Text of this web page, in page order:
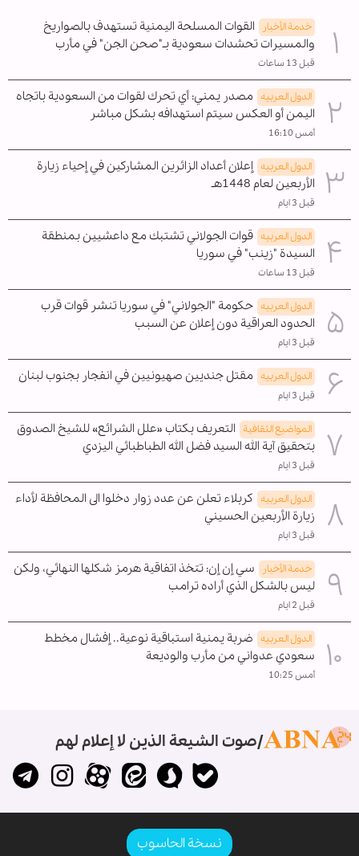
خدمة الأخبار
القوات المسلحة اليمنية تستهدف بالصواريخ
والمسيرات تحشدات سعودية بـ"صحن الجن" في مأرب
قبل 13 ساعات
الدول العربیه مصدر يمني: أي تحرك لقوات من السعودية باتجاه
اليمن أو العكس سيتم استهدافه بشكل مباشر
أمس 16:10
الدول العربیه إعلان أعداد الزائرين المشاركين في إحياء زيارة
الأربعين لعام 1448هـ
قبل 3 ايام
الدول العربیه قوات الجولاني تشتبك مع داعشيين بمنطقة
السيدة "زينب" في سوريا
قبل 13 ساعات
الدول العربیه حكومة "الجولاني" في سوريا تنشر قوات قرب
الحدود العراقية دون إعلان عن السبب
قبل 3 ايام
الدول العربیه مقتل جنديين صهيونيين في انفجار بجنوب لبنان
قبل 3 ايام
المواضیع الثقافية التعريف بكتاب «علل الشرائع» للشيخ الصدوق
بتحقيق آية الله السيد فضل الله الطباطبائي اليزدي
قبل 3 ايام
الدول العربیه كربلاء تعلن عن عدد زوار دخلوا الى المحافظة لأداء
زيارة الأربعين الحسيني
قبل 3 ايام
خدمة الأخبار
سي إن إن: تتخذ اتفاقية هرمز شكلها النهائي، ولكن
ليس بالشكل الذي أراده ترامب
قبل 2 ايام
الدول العربیه ضربة يمنية استباقية نوعية.. إفشال مخطط
سعودي عدواني من مأرب والوديعة
أمس 10:25
صوت الشيعة الذين لا إعلام لهم
نسخة الحاسوب